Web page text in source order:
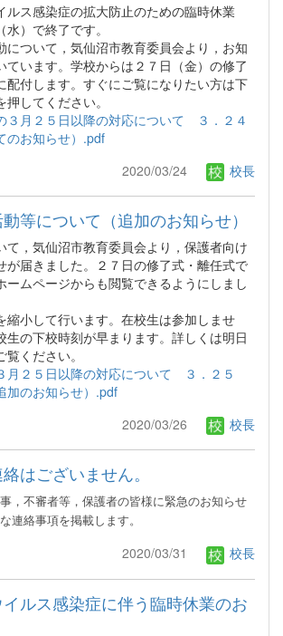
ス感染症の拡大防止のための臨時休業
）で終了です。
ついて，気仙沼市教育委員会より，お知
ています。学校からは２７日（金）の修了
配付します。すぐにご覧になりたい方は下
してください。
月２５日以降の対応について ３．２４
のお知らせ）.pdf
2020/03/24 校長
等について（追加のお知らせ）
，気仙沼市教育委員会より，保護者向け
が届きました。２７日の修了式・離任式で
ームページからも閲覧できるようにしまし
小して行います。在校生は参加しませ
生の下校時刻が早まります。詳しくは明日
ください。
月２５日以降の対応について ３．２５
加のお知らせ）.pdf
2020/03/26 校長
はございません。
，不審者等，保護者の皆様に緊急のお知らせ
連絡事項を掲載します。
2020/03/31 校長
ルス感染症に伴う臨時休業のお